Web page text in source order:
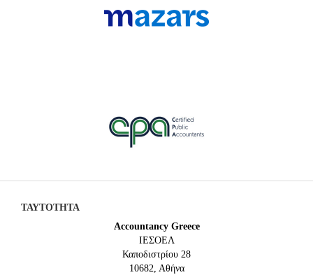
ΤΑΥΤΟΤΗΤΑ
Accountancy Greece
IEΣΟΕΛ
Καποδιστρίου 28
10682, Αθήνα